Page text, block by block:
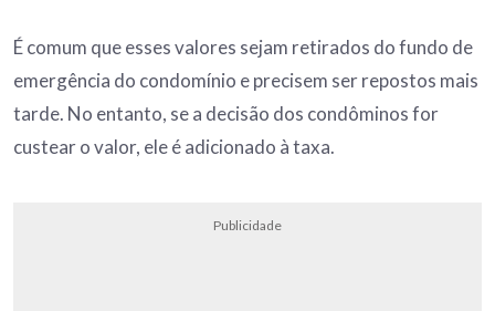
É comum que esses valores sejam retirados do fundo de
emergência do condomínio e precisem ser repostos mais
tarde. No entanto, se a decisão dos condôminos for
custear o valor, ele é adicionado à taxa.
Publicidade